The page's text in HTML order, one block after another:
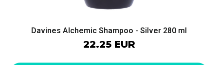
Davines Alchemic Shampoo - Silver 280 ml
22.25 EUR